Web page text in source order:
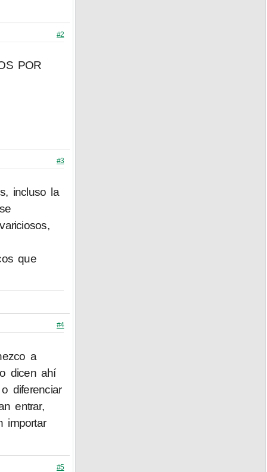
#2
POR
#3
incluso la
que
#4
a
dicen ahí
diferenciar
entrar,
importar
#5